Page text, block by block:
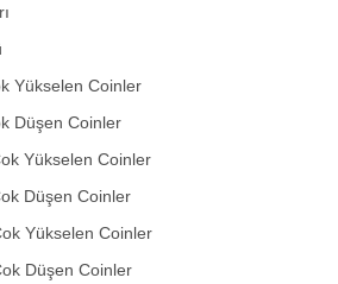
Yükselen Coinler
Düşen Coinler
Yükselen Coinler
Düşen Coinler
Yükselen Coinler
Düşen Coinler